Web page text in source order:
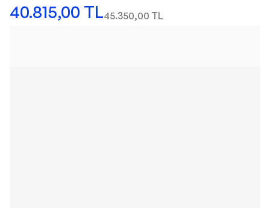
40.815,00 TL45.350,00 TL